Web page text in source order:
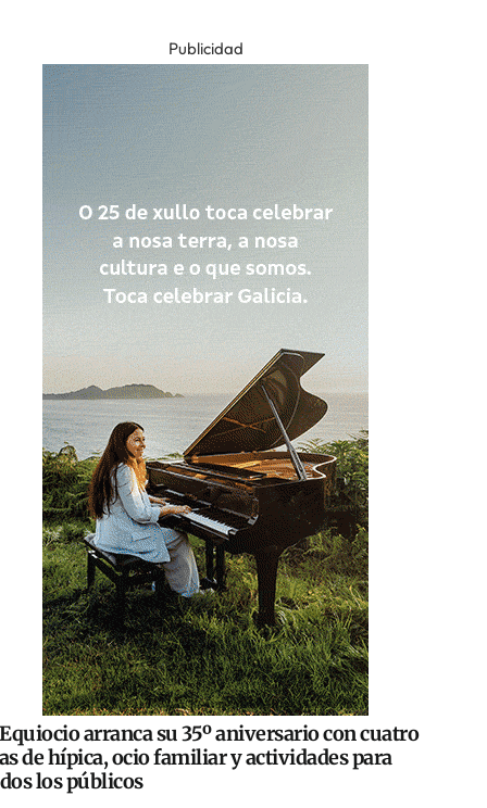
Publicidad
Equiocio arranca su 35º aniversario con cuatro
de hípica, ocio familiar y actividades para
los públicos